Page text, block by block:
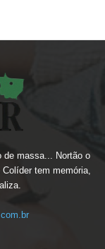
de massa... Nortão o
tem memória,